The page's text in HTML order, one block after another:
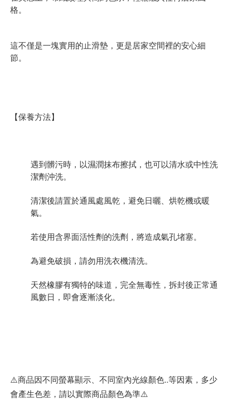
格。
這不僅是一塊實用的止滑墊，更是居家空間裡的安心細
節。
【保養方法】
遇到髒污時，以濕潤抹布擦拭，也可以清水或中性洗
潔劑沖洗。
清潔後請置於通風處風乾，避免日曬、烘乾機或暖
氣。
若使用含界面活性劑的洗劑，將造成氣孔堵塞。
為避免破損，請勿用洗衣機清洗。
天然橡膠有獨特的味道，完全無毒性，拆封後正常通
風數日，即會逐漸淡化。
⚠️商品因不同螢幕顯示、不同室內光線顏色..等因素，多少
會產生色差，請以實際商品顏色為準⚠️